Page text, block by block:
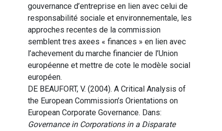
gouvernance d’entreprise en lien avec celui de
responsabilité sociale et environnementale, les
approches recentes de la commission
semblent tres axees « finances » en lien avec
l’achevement du marche financier de l’Union
européenne et mettre de cote le modèle social
européen.
DE BEAUFORT, V. (2004). A Critical Analysis of
the European Commission’s Orientations on
European Corporate Governance. Dans:
Governance in Corporations in a Disparate